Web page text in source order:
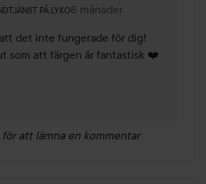
PÅ LYKO
roll: Kundtjänst på Lyko.
8 månader
Kommentaren lades 8
det inte fungerade för dig!
som att färgen är fantastisk ❤️
för att lämna en kommentar